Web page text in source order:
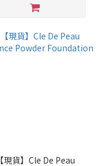
【現貨】Cle De Peau